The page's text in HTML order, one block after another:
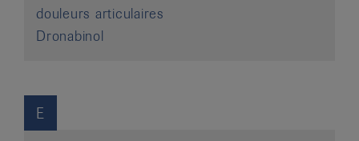
douleurs articulaires
Dronabinol
E